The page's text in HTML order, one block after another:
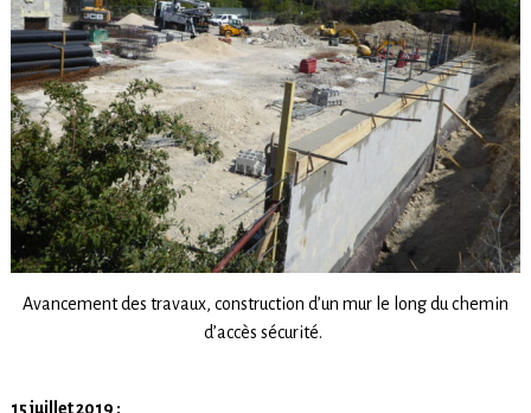
Avancement des travaux, construction d’un mur le long du chemin
d’accès sécurité.
15 juillet 2019 :